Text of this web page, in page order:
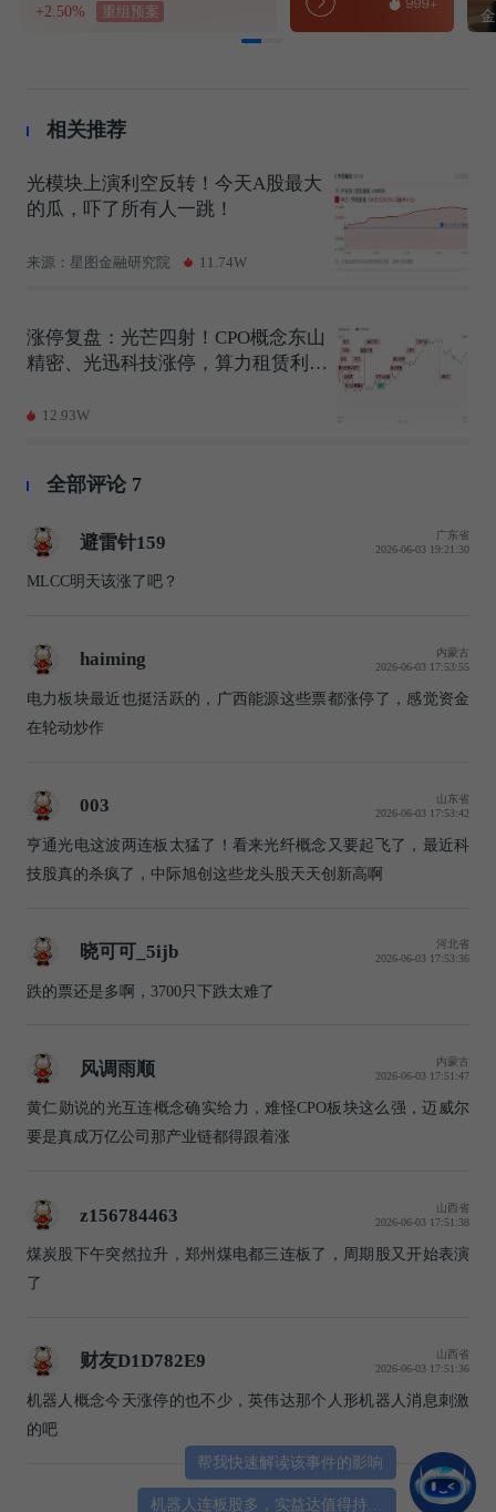
+2.50%
重组预案
相关推荐
光模块上演利空反转！今天A股最大
的瓜，吓了所有人一跳！
来源：星图金融研究院 11.74W
涨停复盘：光芒四射！CPO概念东山
精密、光迅科技涨停，算力租赁利通
股份、深南电路涨停！
12.93W
全部评论 7
避雷针159
广东省
2026-06-03 19:21:30
MLCC明天该涨了吧？
haiming
内蒙古
2026-06-03 17:53:55
电力板块最近也挺活跃的，广西能源这些票都涨停了，感觉资金
在轮动炒作
003
山东省
2026-06-03 17:53:42
亨通光电这波两连板太猛了！看来光纤概念又要起飞了，最近科
技股真的杀疯了，中际旭创这些龙头股天天创新高啊
晓可可_5ijb
河北省
2026-06-03 17:53:36
跌的票还是多啊，3700只下跌太难了
风调雨顺
内蒙古
2026-06-03 17:51:47
黄仁勋说的光互连概念确实给力，难怪CPO板块这么强，迈威尔
要是真成万亿公司那产业链都得跟着涨
z156784463
山西省
2026-06-03 17:51:38
煤炭股下午突然拉升，郑州煤电都三连板了，周期股又开始表演
了
财友D1D782E9
山西省
2026-06-03 17:51:36
机器人概念今天涨停的也不少，英伟达那个人形机器人消息刺激
的吧
帮我快速解读该事件的影响
机器人连板股多，实益达值得持有吗？